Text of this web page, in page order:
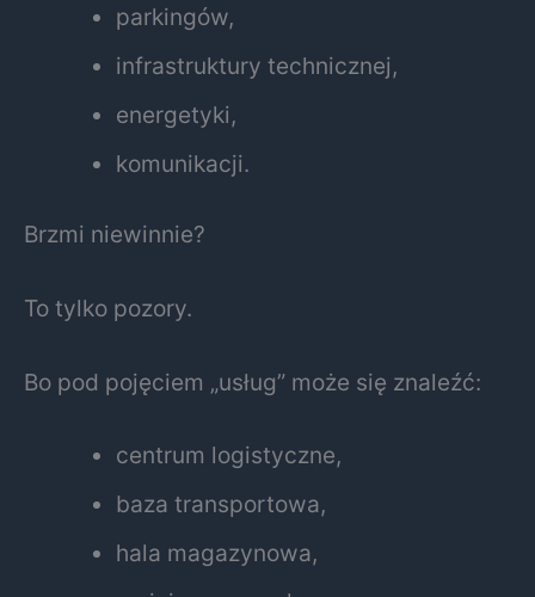
parkingów,
infrastruktury technicznej,
energetyki,
komunikacji.
Brzmi niewinnie?
To tylko pozory.
Bo pod pojęciem „usług” może się znaleźć:
centrum logistyczne,
baza transportowa,
hala magazynowa,